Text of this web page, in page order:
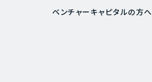
ベンチャーキャピタルの方へ